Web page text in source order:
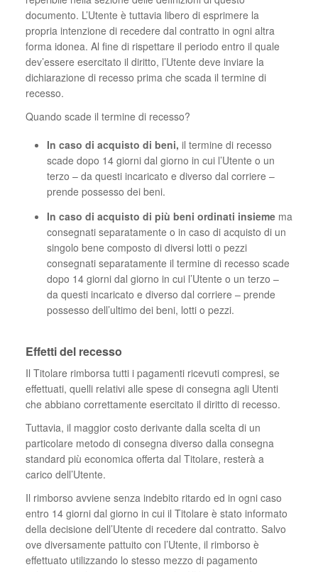
documento. L’Utente è tuttavia libero di esprimere la
propria intenzione di recedere dal contratto in ogni altra
forma idonea. Al fine di rispettare il periodo entro il quale
dev’essere esercitato il diritto, l’Utente deve inviare la
dichiarazione di recesso prima che scada il termine di
recesso.
Quando scade il termine di recesso?
In caso di acquisto di beni, il termine di recesso
scade dopo 14 giorni dal giorno in cui l’Utente o un
terzo – da questi incaricato e diverso dal corriere –
prende possesso dei beni.
In caso di acquisto di più beni ordinati insieme ma
consegnati separatamente o in caso di acquisto di un
singolo bene composto di diversi lotti o pezzi
consegnati separatamente il termine di recesso scade
dopo 14 giorni dal giorno in cui l’Utente o un terzo –
da questi incaricato e diverso dal corriere – prende
possesso dell’ultimo dei beni, lotti o pezzi.
Effetti del recesso
Il Titolare rimborsa tutti i pagamenti ricevuti compresi, se
effettuati, quelli relativi alle spese di consegna agli Utenti
che abbiano correttamente esercitato il diritto di recesso.
Tuttavia, il maggior costo derivante dalla scelta di un
particolare metodo di consegna diverso dalla consegna
standard più economica offerta dal Titolare, resterà a
carico dell’Utente.
Il rimborso avviene senza indebito ritardo ed in ogni caso
entro 14 giorni dal giorno in cui il Titolare è stato informato
della decisione dell’Utente di recedere dal contratto. Salvo
ove diversamente pattuito con l’Utente, il rimborso è
effettuato utilizzando lo stesso mezzo di pagamento